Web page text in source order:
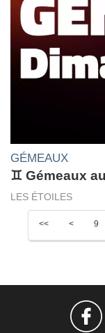
GÉMEAUX
♊ Gémeaux
LES ÉTOILES
<< < 9